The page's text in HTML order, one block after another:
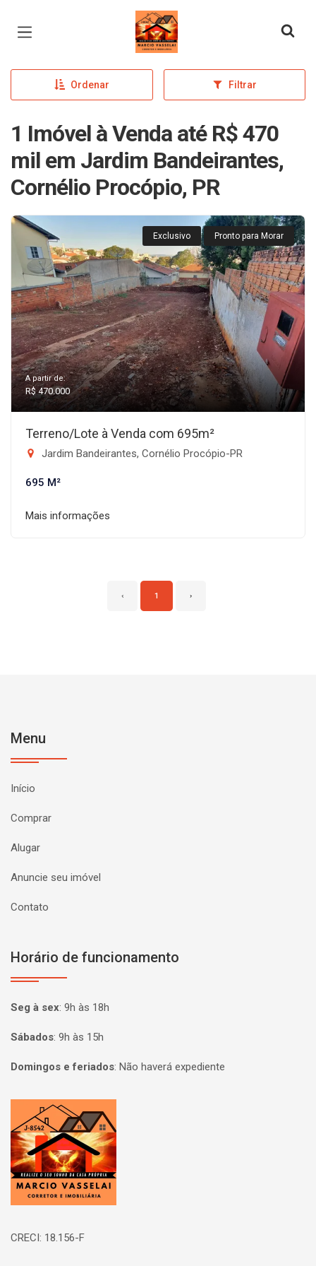
Página inicial
Ordenar Filtrar
1 Imóvel à Venda até R$ 470
mil em Jardim Bandeirantes,
Cornélio Procópio, PR
Exclusivo Pronto para Morar
A partir de:
R$ 470.000
Terreno/Lote à Venda com 695m²
Jardim Bandeirantes, Cornélio Procópio-PR
695 M²
Mais informações
‹ 1 ›
Menu
Início
Comprar
Alugar
Anuncie seu imóvel
Contato
Horário de funcionamento
Seg à sex: 9h às 18h
Sábados: 9h às 15h
Domingos e feriados: Não haverá expediente
Página inicial
CRECI: 18.156-F